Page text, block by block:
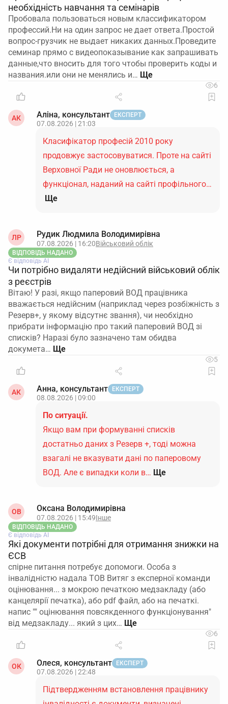
необхідність навчання та семінарів
Пробовала пользоваться новым классификатором
профессий.Ни на один запрос не дает ответа.Простой
вопрос-грузчик не выдает никаких данных.Проведите
семинар прямо с видеопоказывание как запрашивать
данные,что вносить для того чтобы проверить коды и
названия.или они не менялись и…
6
АК Аліна, консультант ЕКСПЕРТ
07.08.2026 | 21:03
Класифікатор професій 2010 року
продовжує застосовуватися. Проте на сайті
Верховної Ради не оновлюється, а
функціонал, наданий на сайті профільного…
Ще
ЛР Рудик Людмила Володимирівна
07.08.2026 | 16:20Військовий облік
ВІДПОВІДЬ НАДАНО
Є відповідь АІ
Чи потрібно видаляти недійсний військовий облік
з реєстрів
Вітаю! У разі, якщо паперовий ВОД працівника
вважається недійсним (наприклад через розбіжність з
Резерв+, у якому відсутнє звання), чи необхідно
прибрати інформацію про такий паперовий ВОД зі
списків? Наразі було зазначено там обидва
докумета…
5
АК Анна, консультант ЕКСПЕРТ
08.08.2026 | 09:00
По ситуації.
Якщо вам при формуванні списків
достатньо даних з Резерв +, тоді можна
взагалі не вказувати дані по паперовому
ВОД. Але є випадки коли в… Ще
ОВ Оксана Володимирівна
07.08.2026 | 15:49Інше
ВІДПОВІДЬ НАДАНО
Є відповідь АІ
Які документи потрібні для отримання знижки на
ЄСВ
спірне питання потребує допомоги. Особа з
інвалідністю надала ТОВ Витяг з експерної команди
оцінювання... з мокрою печаткою медзакладу (або
канцелярії печатка), або pdf файл, або на печаткі.
напис "" оцінювання повсякденного функціонування"
від медзакладу... який з цих…
6
ОК Олеся, консультант ЕКСПЕРТ
07.08.2026 | 22:48
Підтвердженням встановлення працівнику